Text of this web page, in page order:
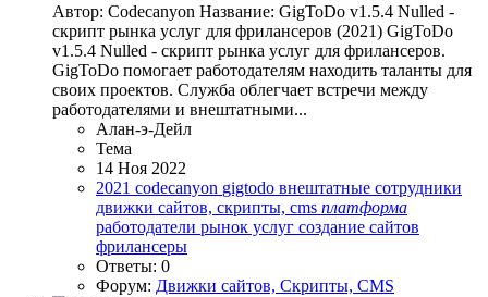
Автор: Codecanyon Название: GigToDo v1.5.4 Nulled -
скрипт рынка услуг для фрилансеров (2021) GigToDo
v1.5.4 Nulled - скрипт рынка услуг для фрилансеров.
GigToDo помогает работодателям находить таланты для
своих проектов. Служба облегчает встречи между
работодателями и внештатными...
Алан-э-Дейл
Тема
14 Ноя 2022
2021 codecanyon gigtodo внештатные сотрудники
движки сайтов, скрипты, cms платформа
работодатели рынок услуг создание сайтов
фрилансеры
Ответы: 0
Форум: Движки сайтов, Скрипты, CMS